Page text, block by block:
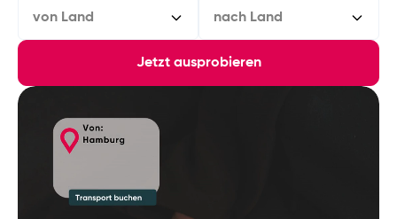
von Land nach Land
Jetzt ausprobieren